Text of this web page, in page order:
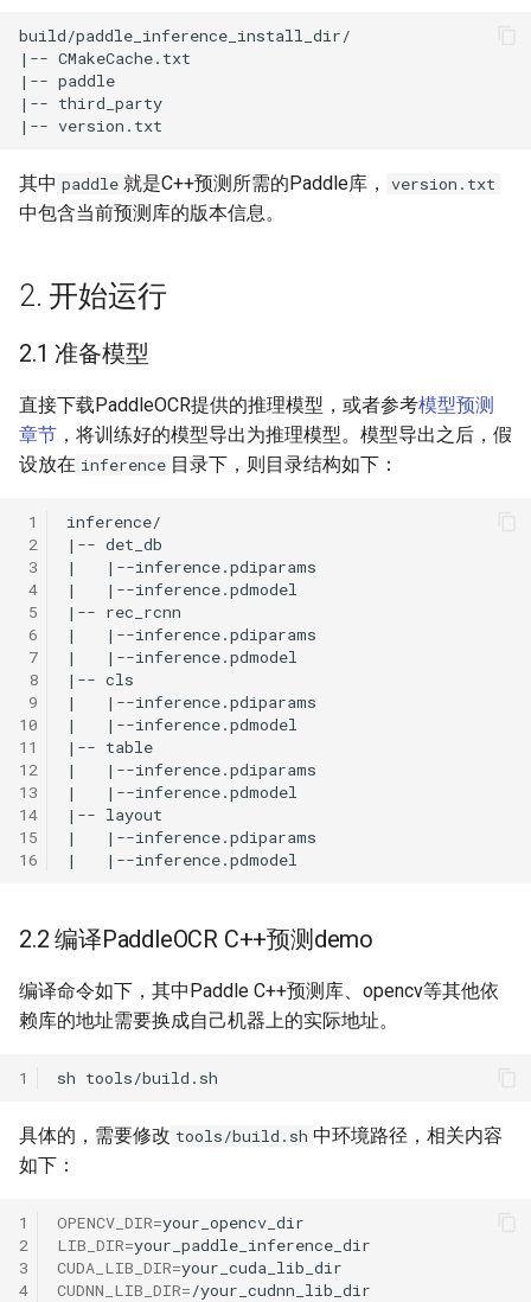
其中 paddle 就是C++预测所需的Paddle库， version.txt
中包含当前预测库的版本信息。
2. 开始运行
2.1 准备模型
直接下载PaddleOCR提供的推理模型，或者参考模型预测
章节 ，将训练好的模型导出为推理模型。模型导出之后，假
设放在 inference 目录下，则目录结构如下：
1
2
3
4
5
6
7
8
9
10
11
12
13
14
15
16
2.2 编译PaddleOCR C++预测demo
编译命令如下，其中Paddle C++预测库、opencv等其他依
赖库的地址需要换成自己机器上的实际地址。
1 sh
具体的，需要修改 tools/build.sh 中环境路径，相关内容
如下：
1
2
3
4
OPENCV_DIR=
LIB_DIR=
CUDA_LIB_DIR=
CUDNN_LIB_DIR=